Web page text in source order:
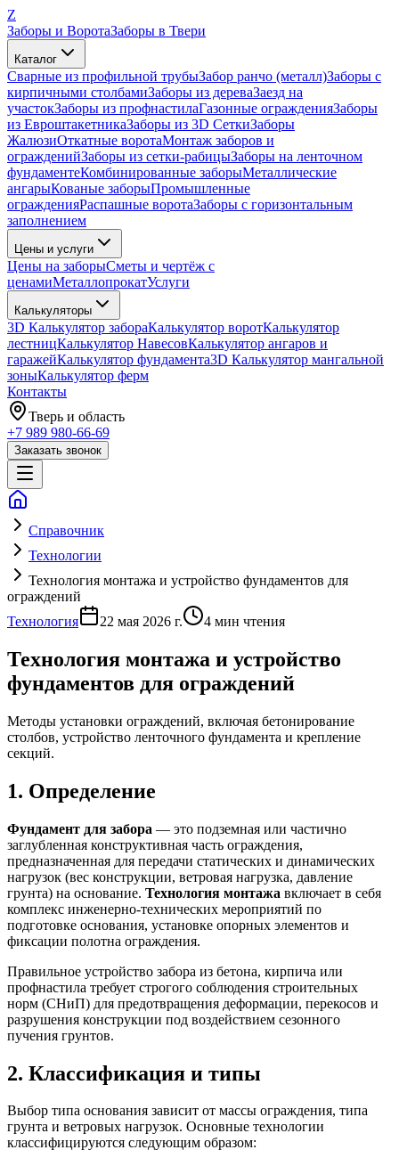
Z
Заборы и ВоротаЗаборы в Твери
Каталог
Сварные из профильной трубыЗабор ранчо (металл)Заборы с
кирпичными столбамиЗаборы из дереваЗаезд на
участокЗаборы из профнастилаГазонные огражденияЗаборы
из ЕвроштакетникаЗаборы из 3D СеткиЗаборы
ЖалюзиОткатные воротаМонтаж заборов и
огражденийЗаборы из сетки-рабицыЗаборы на ленточном
фундаментеКомбинированные заборыМеталлические
ангарыКованые заборыПромышленные
огражденияРаспашные воротаЗаборы с горизонтальным
заполнением
Цены и услуги
Цены на заборыСметы и чертёж с
ценамиМеталлопрокатУслуги
Калькуляторы
3D Калькулятор забораКалькулятор воротКалькулятор
лестницКалькулятор НавесовКалькулятор ангаров и
гаражейКалькулятор фундамента3D Калькулятор мангальной
зоныКалькулятор ферм
Контакты
Тверь и область
+7 989 980-66-69
Заказать звонок
Справочник
Технологии
Технология монтажа и устройство фундаментов для
ограждений
Технология
22 мая 2026 г. 4 мин чтения
Технология монтажа и устройство
фундаментов для ограждений
Методы установки ограждений, включая бетонирование
столбов, устройство ленточного фундамента и крепление
секций.
1. Определение
Фундамент для забора — это подземная или частично
заглубленная конструктивная часть ограждения,
предназначенная для передачи статических и динамических
нагрузок (вес конструкции, ветровая нагрузка, давление
грунта) на основание. Технология монтажа включает в себя
комплекс инженерно-технических мероприятий по
подготовке основания, установке опорных элементов и
фиксации полотна ограждения.
Правильное устройство забора из бетона, кирпича или
профнастила требует строгого соблюдения строительных
норм (СНиП) для предотвращения деформации, перекосов и
разрушения конструкции под воздействием сезонного
пучения грунтов.
2. Классификация и типы
Выбор типа основания зависит от массы ограждения, типа
грунта и ветровых нагрузок. Основные технологии
классифицируются следующим образом: